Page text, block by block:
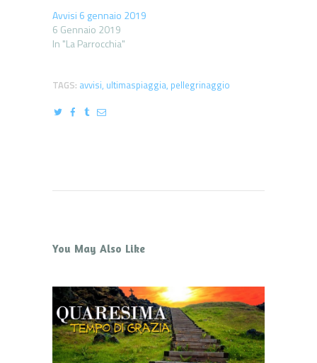
Avvisi 6 gennaio 2019
6 Gennaio 2019
In "La Parrocchia"
TAGS: avvisi, ultimaspiaggia, pellegrinaggio
You May Also Like